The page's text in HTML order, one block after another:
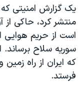
چهل سال گروگان‌گیری
قانون شفافیت دارائی
اعتراضات مردمی آبان
اسرائیل در جنگ
نرگس محمدی برنده
یک گزارش امنیتی که
منتشر کرد، حاکی از
است از حریم هوایی
سوریه سلاح
که ایران از راه
فرستد.